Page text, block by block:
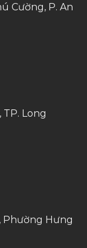
Cường, P. An
TP. Long
Phường Hưng